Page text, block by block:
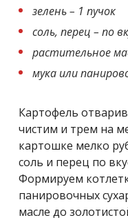
зелень – 1 пучок
соль, перец – по
растительное
мука или
Картофель
чистим и трем на
картошке мелко
соль и перец по
Формируем
панировочных
масле до